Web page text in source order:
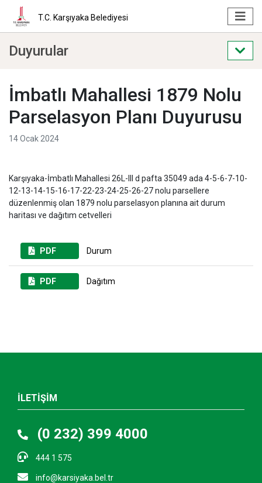
T.C. Karşıyaka Belediyesi
Duyurular
İmbatlı Mahallesi 1879 Nolu
Parselasyon Planı Duyurusu
14 Ocak 2024
Karşıyaka-İmbatlı Mahallesi 26L-III d pafta 35049 ada 4-5-6-7-10-
12-13-14-15-16-17-22-23-24-25-26-27 nolu parsellere
düzenlenmiş olan 1879 nolu parselasyon planına ait durum
haritası ve dağıtım cetvelleri
PDF Durum
PDF Dağıtım
İLETİŞİM
(0 232) 399 4000
444 1 575
info@karsiyaka.bel.tr